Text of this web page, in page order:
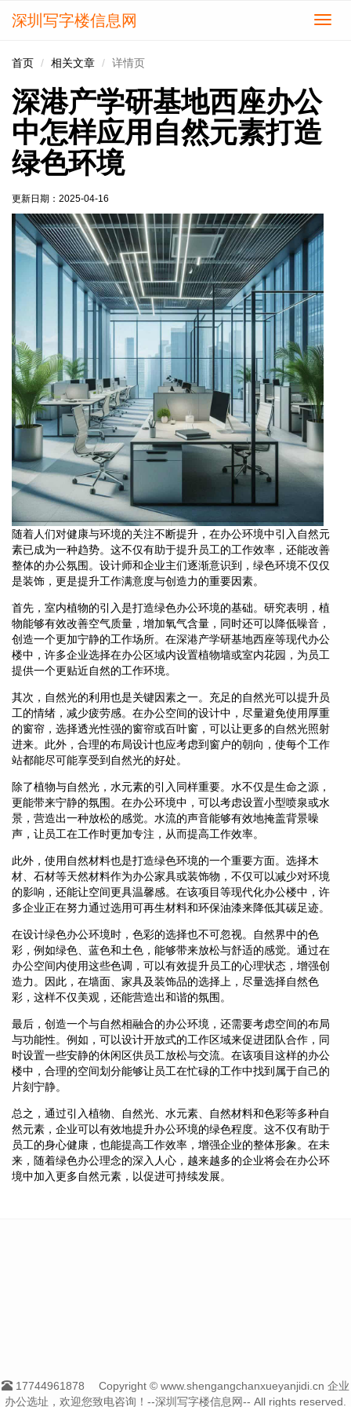
切
深圳写字楼信息网
首页 相关文章 详情页
深港产学研基地西座办公
中怎样应用自然元素打造
绿色环境
更新日期： 2025-04-16
随着人们对健康与环境的关注不断提升，在办公环境中引入自然元
素已成为一种趋势。这不仅有助于提升员工的工作效率，还能改善
整体的办公氛围。设计师和企业主们逐渐意识到，绿色环境不仅仅
是装饰，更是提升工作满意度与创造力的重要因素。
首先，室内植物的引入是打造绿色办公环境的基础。研究表明，植
物能够有效改善空气质量，增加氧气含量，同时还可以降低噪音，
创造一个更加宁静的工作场所。在深港产学研基地西座等现代办公
楼中，许多企业选择在办公区域内设置植物墙或室内花园，为员工
提供一个更贴近自然的工作环境。
其次，自然光的利用也是关键因素之一。充足的自然光可以提升员
工的情绪，减少疲劳感。在办公空间的设计中，尽量避免使用厚重
的窗帘，选择透光性强的窗帘或百叶窗，可以让更多的自然光照射
进来。此外，合理的布局设计也应考虑到窗户的朝向，使每个工作
站都能尽可能享受到自然光的好处。
除了植物与自然光，水元素的引入同样重要。水不仅是生命之源，
更能带来宁静的氛围。在办公环境中，可以考虑设置小型喷泉或水
景，营造出一种放松的感觉。水流的声音能够有效地掩盖背景噪
声，让员工在工作时更加专注，从而提高工作效率。
此外，使用自然材料也是打造绿色环境的一个重要方面。选择木
材、石材等天然材料作为办公家具或装饰物，不仅可以减少对环境
的影响，还能让空间更具温馨感。在该项目等现代化办公楼中，许
多企业正在努力通过选用可再生材料和环保油漆来降低其碳足迹。
在设计绿色办公环境时，色彩的选择也不可忽视。自然界中的色
彩，例如绿色、蓝色和土色，能够带来放松与舒适的感觉。通过在
办公空间内使用这些色调，可以有效提升员工的心理状态，增强创
造力。因此，在墙面、家具及装饰品的选择上，尽量选择自然色
彩，这样不仅美观，还能营造出和谐的氛围。
最后，创造一个与自然相融合的办公环境，还需要考虑空间的布局
与功能性。例如，可以设计开放式的工作区域来促进团队合作，同
时设置一些安静的休闲区供员工放松与交流。在该项目这样的办公
楼中，合理的空间划分能够让员工在忙碌的工作中找到属于自己的
片刻宁静。
总之，通过引入植物、自然光、水元素、自然材料和色彩等多种自
然元素，企业可以有效地提升办公环境的绿色程度。这不仅有助于
员工的身心健康，也能提高工作效率，增强企业的整体形象。在未
来，随着绿色办公理念的深入人心，越来越多的企业将会在办公环
境中加入更多自然元素，以促进可持续发展。
17744961878
Copyright © www.shengangchanxueyanjidi.cn 企业
办公选址，欢迎您致电咨询！--深圳写字楼信息网-- All rights reserved.